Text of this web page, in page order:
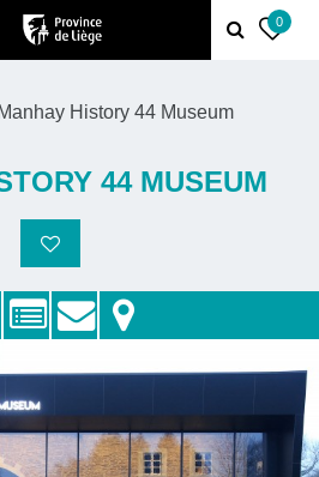
0
Manhay History 44 Museum
44 MUSEUM